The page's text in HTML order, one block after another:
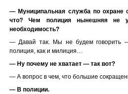
— Муниципальная служба по охране
что? Чем полиция нынешняя не
необходимость?
— Давай так. Мы не будем говорить —
полиция, как и милиция…
— Ну почему не хватает — так вот?
— А вопрос в чем, что большие
— В полиции.